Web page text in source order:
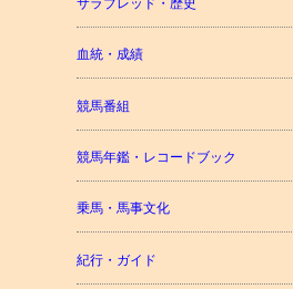
血統・成績
競馬番組
競馬年鑑・レコードブック
乗馬・馬事文化
紀行・ガイド